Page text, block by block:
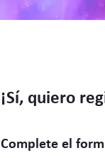
¡Sí, quiero
Complete el